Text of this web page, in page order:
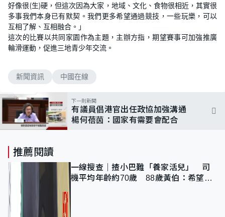
好像很(生)硬，但這次因為大家，地域、文化、食物很相近，其實很
多事我們本身已有默契。我們更多希望通過競技，一些玩樂，可以
互相了解、互相融合。」
這次的比賽以共同家園作為主題，主辦方指，期望賽事可加強推廣
輪滑運動，促進三地青少年交流。
新聞資訊 中國在線
下一則新聞
有議員倡港官出任政協加強溝通
楊何蓓茵：國家有需要會配合
推薦閱讀
一線搜查｜揸小巴難「養家活兒」 司
機平均年齡約70歲 88歲黃伯：希望一